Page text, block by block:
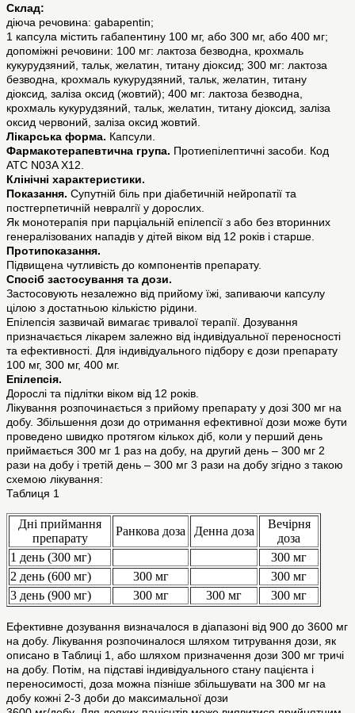
Склад:
діюча речовина: gabapentin;
1 капсула містить габапентину 100 мг, або 300 мг, або 400 мг;
допоміжні речовини: 100 мг: лактоза безводна, крохмаль
кукурудзяний, тальк, желатин, титану діоксид; 300 мг: лактоза
безводна, крохмаль кукурудзяний, тальк, желатин, титану
діоксид, заліза оксид (жовтий); 400 мг: лактоза безводна,
крохмаль кукурудзяний, тальк, желатин, титану діоксид, заліза
оксид червоний, заліза оксид жовтий.
Лікарська форма. Капсули.
Фармакотерапевтична група. Протиепілептичні засоби. Код
АТС N03A X12.
Клінічні характеристики.
Показання. Cупутній біль при діабетичній нейропатії та
постгерпетичній невралгії у дорослих.
Як монотерапія при парціальній епілепсії з або без вторинних
генералізованих нападів у дітей віком від 12 років і старше.
Протипоказання.
Підвищена чутливість до компонентів препарату.
Спосіб застосування та дози.
Застосовують незалежно від прийому їжі, запиваючи капсулу
цілою з достатньою кількістю рідини.
Епілепсія зазвичай вимагає тривалої терапії. Дозування
призначається лікарем залежно від індивідуальної переносності
та ефективності. Для індивідуального підбору є дози препарату
100 мг, 300 мг, 400 мг.
Епілепсія.
Дорослі та підлітки віком від 12 років.
Лікування розпочинається з прийому препарату у дозі 300 мг на
добу. Збільшення дози до отримання ефективної дози може бути
проведено швидко протягом кількох діб, коли у перший день
приймається 300 мг 1 раз на добу, на другий день – 300 мг 2
рази на добу і третій день – 300 мг 3 рази на добу згідно з такою
схемою лікування:
Таблиця 1
Дні приймання
препарату
Ранкова доза Денна доза
Вечірня
доза
1 день (300 мг)
300 мг
2 день (600 мг)
300 мг
300 мг
3 день (900 мг)
300 мг 300 мг 300 мг
Ефективне дозування визначалося в діапазоні від 900 до 3600 мг
на добу. Лікування розпочиналося шляхом титрування дози, як
описано в Таблиці 1, або шляхом призначення дози 300 мг тричі
на добу. Потім, на підставі індивідуального стану пацієнта і
переносимості, доза можна пізніше збільшувати на 300 мг на
добу кожні 2-3 доби до максимальної дози